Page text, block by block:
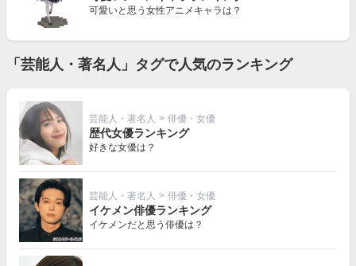
可愛いと思う女性アニメキャラは？
「芸能人・著名人」タグで人気のランキング
芸能人・著名人 > 俳優・女優
歴代女優ランキング
好きな女優は？
芸能人・著名人 > 俳優・女優
イケメン俳優ランキング
イケメンだと思う俳優は？